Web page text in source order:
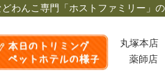
どわんこ専門「ホストファミリー」
丸塚本店
薬師店